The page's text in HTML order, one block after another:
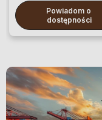
Powiadom o
dostępności